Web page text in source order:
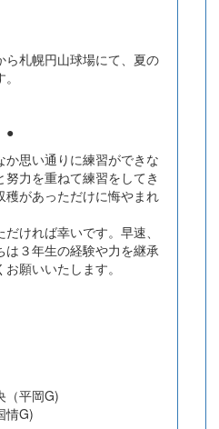
ら札幌円山球場にて、夏の
●
思い通りに練習ができな
力を重ねて練習をしてき
穫があっただけに悔やまれ
ければ幸いです。早速、
３年生の経験や力を継承
願いいたします。
平岡G)
G)